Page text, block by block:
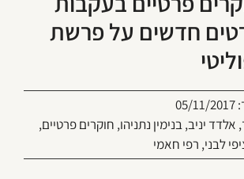
חדשים על פרשת
05/11/2017
, אלדד יניב,בנימין נתניהו, חוקרים פרטיים,
לבני, רפי חאמי